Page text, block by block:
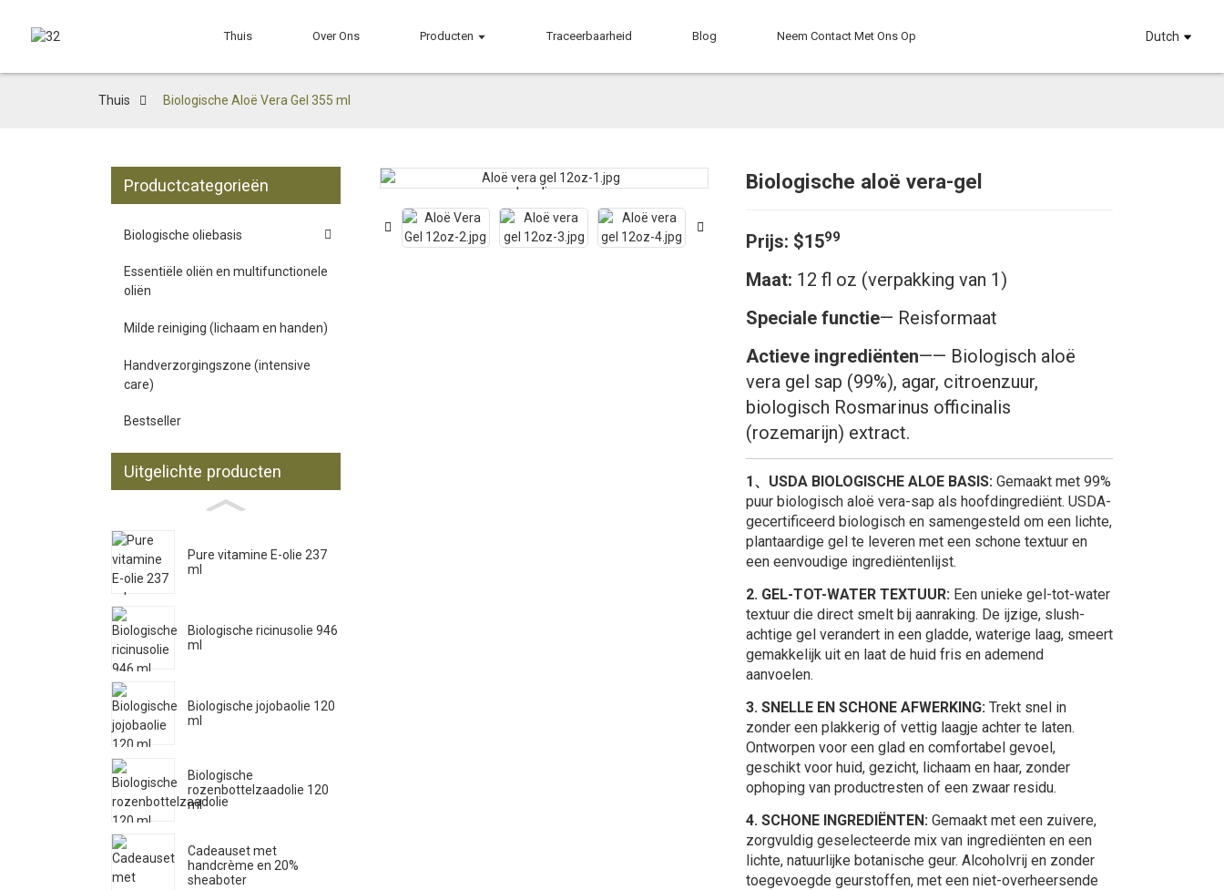
Thuis Over Ons Producten Traceerbaarheid Blog Neem Contact Met Ons Op Dutch
Thuis Biologische Aloë Vera Gel 355 ml
Productcategorieën
Biologische oliebasis
Essentiële oliën en multifunctionele
oliën
Milde reiniging (lichaam en handen)
Handverzorgingszone (intensive
care)
Bestseller
Uitgelichte producten
Pure vitamine E-olie 237
ml
Biologische ricinusolie 946
ml
Biologische jojobaolie 120
ml
Biologische
rozenbottelzaadolie 120
ml
Cadeauset met
handcrème en 20%
sheaboter
Loading...
Loading... Loading...
Loading... Loading...
Loading...
Biologische aloë vera-gel
Prijs: $1599
Maat: 12 fl oz (verpakking van 1)
Speciale functie— Reisformaat
Actieve ingrediënten—— Biologisch aloë
vera gel sap (99%), agar, citroenzuur,
biologisch Rosmarinus officinalis
(rozemarijn) extract.
1、USDA BIOLOGISCHE ALOE BASIS: Gemaakt met 99%
puur biologisch aloë vera-sap als hoofdingrediënt. USDA-
gecertificeerd biologisch en samengesteld om een ​​lichte,
plantaardige gel te leveren met een schone textuur en
een eenvoudige ingrediëntenlijst.
2. GEL-TOT-WATER TEXTUUR: Een unieke gel-tot-water
textuur die direct smelt bij aanraking. De ijzige, slush-
achtige gel verandert in een gladde, waterige laag, smeert
gemakkelijk uit en laat de huid fris en ademend
aanvoelen.
3. SNELLE EN SCHONE AFWERKING: Trekt snel in
zonder een plakkerig of vettig laagje achter te laten.
Ontworpen voor een glad en comfortabel gevoel,
geschikt voor huid, gezicht, lichaam en haar, zonder
ophoping van productresten of een zwaar residu.
4. SCHONE INGREDIËNTEN: Gemaakt met een zuivere,
zorgvuldig geselecteerde mix van ingrediënten en een
lichte, natuurlijke botanische geur. Alcoholvrij en zonder
toegevoegde geurstoffen, met een niet-overheersende